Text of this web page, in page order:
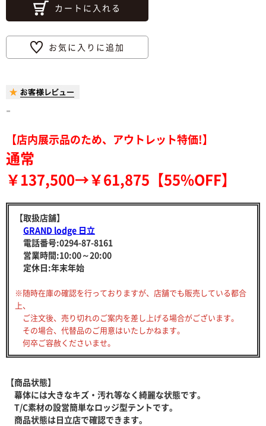
カートに入れる
お気に入りに追加
-
【店内展示品のため、アウトレット特価!】
通常
￥137,500→￥61,875【55%OFF】
【取扱店舗】
GRAND lodge 日立
電話番号:0294-87-8161
営業時間:10:00～20:00
定休日:年末年始
※随時在庫の確認を行っておりますが、店舗でも販売している都合
上、
ご注文後、売り切れのご案内を差し上げる場合がございます。
その場合、代替品のご用意はいたしかねます。
何卒ご容赦くださいませ。
【商品状態】
幕体には大きなキズ・汚れ等なく綺麗な状態です。
T/C素材の設営簡単なロッジ型テントです。
商品状態は日立店で確認できます。